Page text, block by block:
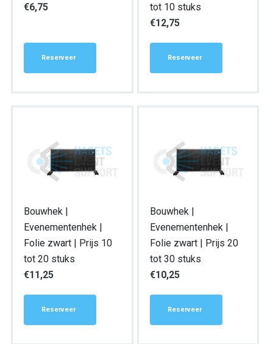
€6,75
Reserveer
tot 10 stuks
€12,75
Reserveer
Bouwhek |
Evenementenhek |
Folie zwart | Prijs 10
tot 20 stuks
€11,25
Reserveer
Bouwhek |
Evenementenhek |
Folie zwart | Prijs 20
tot 30 stuks
€10,25
Reserveer